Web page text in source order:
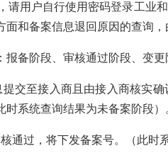
请用户自行使用密码登录工业
和备案信息退回原因的查询，
报备阶段、审核通过阶段、变更
交至接入商且由接入商核实
系统查询结果为未备案阶段）
通过，将下发备案号。（此时